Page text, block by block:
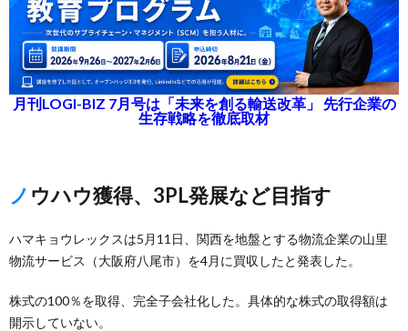
月刊LOGI-BIZ 7月号は「未来を創る輸送改革」 先行企業の
生存戦略を徹底取材
ノウハウ獲得、3PL発展など目指す
ハマキョウレックスは5月11日、関西を地盤とする物流企業の山里
物流サービス（大阪府八尾市）を4月に買収したと発表した。
株式の100％を取得、完全子会社化した。具体的な株式の取得額は
開示していない。